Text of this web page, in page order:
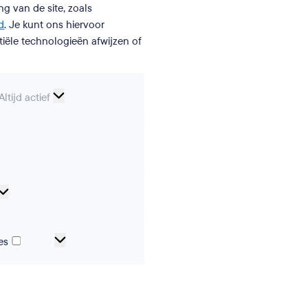
van de site, zoals
. Je kunt ons hiervoor
technologieën afwijzen of
actief
Marketing-